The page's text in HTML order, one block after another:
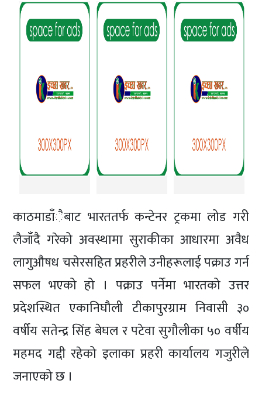
काठमाडाँैबाट भारततर्फ कन्टेनर ट्रकमा लोड गरी
लैजाँदै गरेको अवस्थामा सुराकीका आधारमा अवैध
लागुऔषध चसेरसहित प्रहरीले उनीहरूलाई पक्राउ गर्न
सफल भएको हो । पक्राउ पर्नेमा भारतको उत्तर
प्रदेशस्थित एकानिघौली टीकापुरग्राम निवासी ३०
वर्षीय सतेन्द्र सिंह बेघल र पटेवा सुगौलीका ५० वर्षीय
महमद गद्दी रहेको इलाका प्रहरी कार्यालय गजुरीले
जनाएको छ ।